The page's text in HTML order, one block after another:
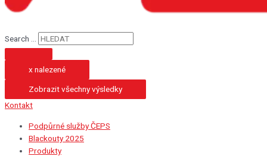
Search ...
x nalezené
Zobrazit všechny výsledky
Kontakt
Podpůrné služby ČEPS
Blackouty 2025
Produkty